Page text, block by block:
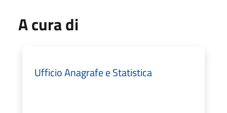
A cura di
Ufficio Anagrafe e Statistica